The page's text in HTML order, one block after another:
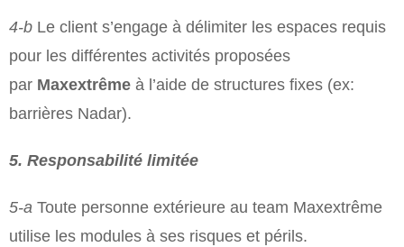
4-b Le client s’engage à délimiter les espaces requis
pour les différentes activités proposées
par Maxextrême à l’aide de structures fixes (ex:
barrières Nadar).
5. Responsabilité limitée
5-­a Toute personne extérieure au team Maxextrême
utilise les modules à ses risques et périls.